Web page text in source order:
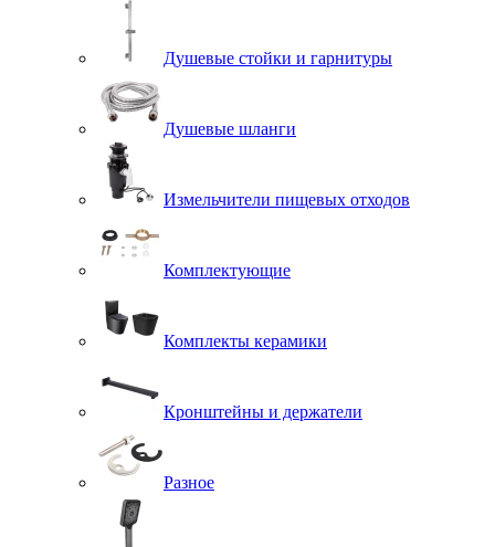
Душевые стойки и гарнитуры
Душевые шланги
Измельчители пищевых отходов
Комплектующие
Комплекты керамики
Кронштейны и держатели
Разное